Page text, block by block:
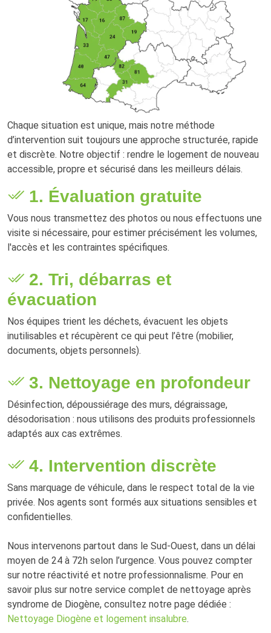
Chaque situation est unique, mais notre méthode
d’intervention suit toujours une approche structurée, rapide
et discrète. Notre objectif : rendre le logement de nouveau
accessible, propre et sécurisé dans les meilleurs délais.
1. Évaluation gratuite
Vous nous transmettez des photos ou nous effectuons une
visite si nécessaire, pour estimer précisément les volumes,
l'accès et les contraintes spécifiques.
2. Tri, débarras et
évacuation
Nos équipes trient les déchets, évacuent les objets
inutilisables et récupèrent ce qui peut l’être (mobilier,
documents, objets personnels).
3. Nettoyage en profondeur
Désinfection, dépoussiérage des murs, dégraissage,
désodorisation : nous utilisons des produits professionnels
adaptés aux cas extrêmes.
4. Intervention discrète
Sans marquage de véhicule, dans le respect total de la vie
privée. Nos agents sont formés aux situations sensibles et
confidentielles.
Nous intervenons partout dans le Sud-Ouest, dans un délai
moyen de 24 à 72h selon l’urgence. Vous pouvez compter
sur notre réactivité et notre professionnalisme. Pour en
savoir plus sur notre service complet de nettoyage après
syndrome de Diogène, consultez notre page dédiée :
Nettoyage Diogène et logement insalubre.